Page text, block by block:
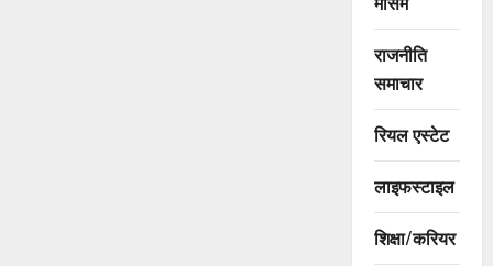
राजनीति
समाचार
रियल एस्टेट
लाइफस्टाइल
शिक्षा/करियर